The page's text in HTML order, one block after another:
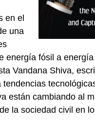
en el
una
energía fósil a
Vandana Shiva,
tendencias
están cambiando al
la sociedad civil en